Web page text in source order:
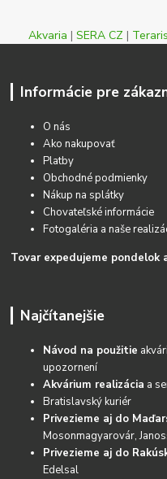
Akvaria | SERA CZ |
Informácie pre
O nás
Ako nakupovať
Platby
Obchodné podmienky
Nákup na splátky
Chovateľské informácie
Fotogaléria a naše
Tovar expedujeme pondelok
Najčítanejšie
Návod na použitie
upozornení
Akvárium realizácia a
Bratislavský kuriér
Privezieme aj do
Mosonmagyarovár,
Privezieme aj do
Edelsal